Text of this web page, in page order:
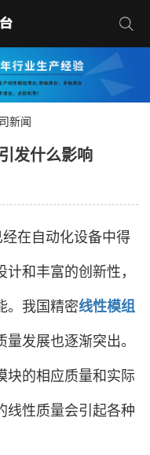
新闻
发什么影响
经在自动化设备中得
和丰富的创新性，
。我国精密线性模组
发展也逐渐突出。
块的相应质量和实际
线性质量会引起各种